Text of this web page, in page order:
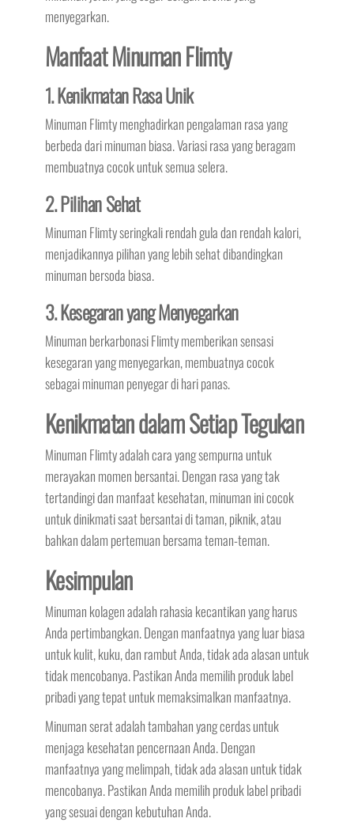
menyegarkan.
Manfaat Minuman Flimty
1. Kenikmatan Rasa Unik
Minuman Flimty menghadirkan pengalaman rasa yang
berbeda dari minuman biasa. Variasi rasa yang beragam
membuatnya cocok untuk semua selera.
2. Pilihan Sehat
Minuman Flimty seringkali rendah gula dan rendah kalori,
menjadikannya pilihan yang lebih sehat dibandingkan
minuman bersoda biasa.
3. Kesegaran yang Menyegarkan
Minuman berkarbonasi Flimty memberikan sensasi
kesegaran yang menyegarkan, membuatnya cocok
sebagai minuman penyegar di hari panas.
Kenikmatan dalam Setiap Tegukan
Minuman Flimty adalah cara yang sempurna untuk
merayakan momen bersantai. Dengan rasa yang tak
tertandingi dan manfaat kesehatan, minuman ini cocok
untuk dinikmati saat bersantai di taman, piknik, atau
bahkan dalam pertemuan bersama teman-teman.
Kesimpulan
Minuman kolagen adalah rahasia kecantikan yang harus
Anda pertimbangkan. Dengan manfaatnya yang luar biasa
untuk kulit, kuku, dan rambut Anda, tidak ada alasan untuk
tidak mencobanya. Pastikan Anda memilih produk label
pribadi yang tepat untuk memaksimalkan manfaatnya.
Minuman serat adalah tambahan yang cerdas untuk
menjaga kesehatan pencernaan Anda. Dengan
manfaatnya yang melimpah, tidak ada alasan untuk tidak
mencobanya. Pastikan Anda memilih produk label pribadi
yang sesuai dengan kebutuhan Anda.